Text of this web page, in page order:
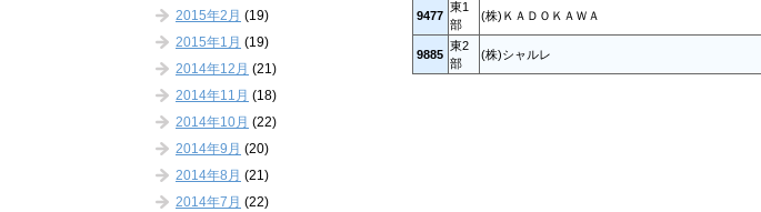
9477
東1
部
(株)ＫＡＤＯＫＡＷＡ
9885
東2
部
(株)シャルレ
2015年2月 (19)
2015年1月 (19)
2014年12月 (21)
2014年11月 (18)
2014年10月 (22)
2014年9月 (20)
2014年8月 (21)
2014年7月 (22)